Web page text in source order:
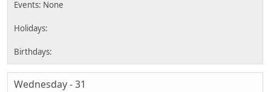
Wednesday - 31